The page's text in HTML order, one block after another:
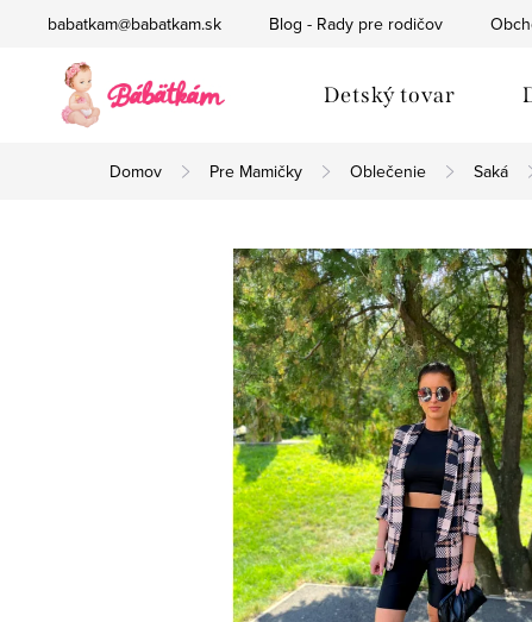
babatkam@babatkam.sk Blog - Rady pre rodičov
Detský tovar
Domov Pre Mamičky Oblečenie Saká